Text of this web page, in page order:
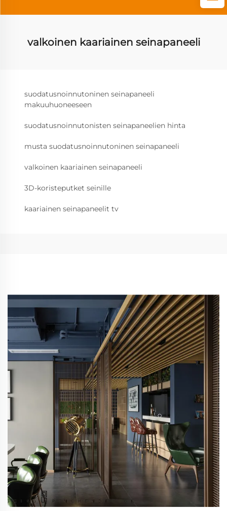
valkoinen kaariainen seinapaneeli
suodatusnoinnutoninen seinapaneeli
makuuhuoneeseen
suodatusnoinnutonisten seinapaneelien hinta
musta suodatusnoinnutoninen seinapaneeli
valkoinen kaariainen seinapaneeli
3D-koristeputket seinille
kaariainen seinapaneelit tv